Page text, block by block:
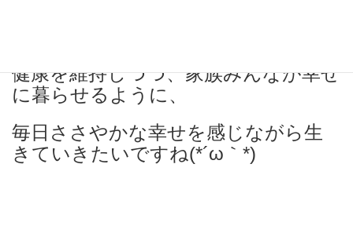
健康を維持しつつ、家族みんなが幸せ
に暮らせるように、
毎日ささやかな幸せを感じながら生
きていきたいですね(*´ω｀*)